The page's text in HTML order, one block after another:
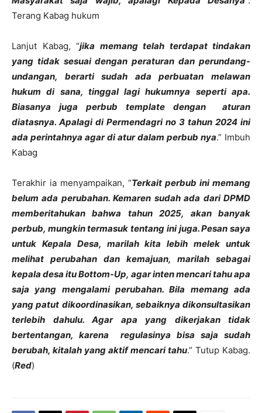
Terang Kabag hukum
Lanjut Kabag, “jika memang telah terdapat tindakan
yang tidak sesuai dengan peraturan dan perundang-
undangan, berarti sudah ada perbuatan melawan
hukum di sana, tinggal lagi hukumnya seperti apa.
Biasanya juga perbub template dengan aturan
diatasnya. Apalagi di Permendagri no 3 tahun 2024 ini
ada perintahnya agar di atur dalam perbub nya.” Imbuh
Kabag
Terakhir ia menyampaikan, “Terkait perbub ini memang
belum ada perubahan. Kemaren sudah ada dari DPMD
memberitahukan bahwa tahun 2025, akan banyak
perbub, mungkin termasuk tentang ini juga. Pesan saya
untuk Kepala Desa, marilah kita lebih melek untuk
melihat perubahan dan kemajuan, marilah sebagai
kepala desa itu Bottom-Up, agar inten mencari tahu apa
saja yang mengalami perubahan. Bila memang ada
yang patut dikoordinasikan, sebaiknya dikonsultasikan
terlebih dahulu. Agar apa yang dikerjakan tidak
bertentangan, karena regulasinya bisa saja sudah
berubah, kitalah yang aktif mencari tahu.” Tutup Kabag.
(Red)